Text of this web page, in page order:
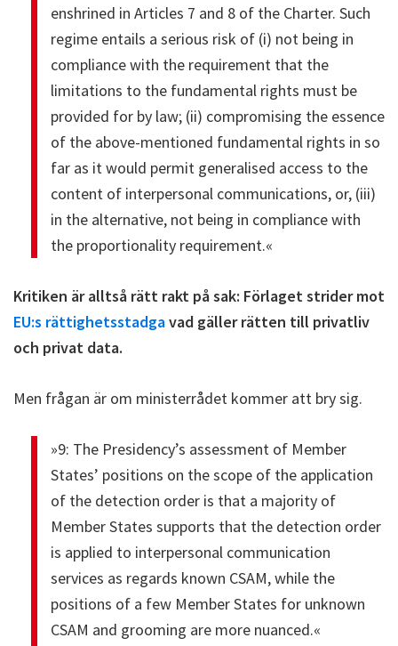
enshrined in Articles 7 and 8 of the Charter. Such
regime entails a serious risk of (i) not being in
compliance with the requirement that the
limitations to the fundamental rights must be
provided for by law; (ii) compromising the essence
of the above-mentioned fundamental rights in so
far as it would permit generalised access to the
content of interpersonal communications, or, (iii)
in the alternative, not being in compliance with
the proportionality requirement.«
Kritiken är alltså rätt rakt på sak: Förlaget strider mot
EU:s rättighetsstadgavad gäller rätten till privatliv
och privat data.
Men frågan är om ministerrådet kommer att bry sig.
»9: The Presidency’s assessment of Member
States’ positions on the scope of the application
of the detection order is that a majority of
Member States supports that the detection order
is applied to interpersonal communication
services as regards known CSAM, while the
positions of a few Member States for unknown
CSAM and grooming are more nuanced.«